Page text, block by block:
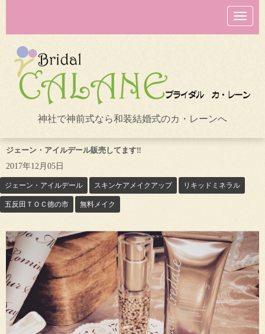
N
a
v
o
n
神社で神前式なら和装結婚式のカ・レーンへ
ジェーン・アイルデール販売してます‼
2017年12月05日
ジェーン・アイルデール スキンケアメイクアップ リキッドミネラル
五反田ＴＯＣ徳の市 無料メイク